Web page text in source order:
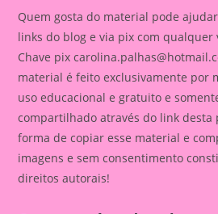
Quem gosta do material pode
links do blog e via pix com qualquer
Chave pix
material é feito exclusivamente por
uso educacional e gratuito e
compartilhado através do link desta
forma de copiar esse material e
imagens e sem consentimento
direitos autorais!